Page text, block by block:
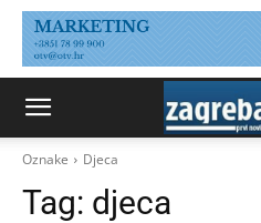
Oznake Djeca
Tag: djeca